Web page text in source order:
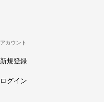
アカウント
新規登録
ログイン